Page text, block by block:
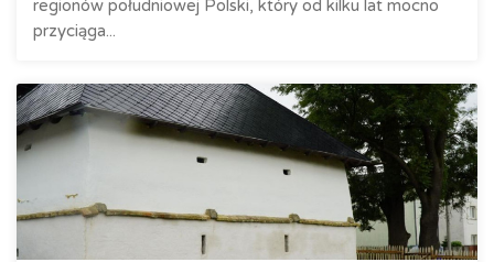
regionów południowej Polski, który od kilku lat mocno
przyciąga...